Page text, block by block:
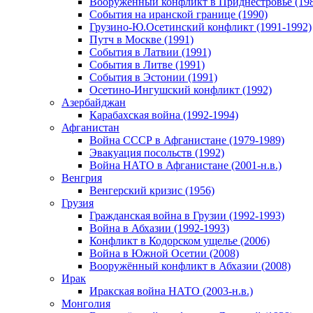
События на иранской границе (1990)
Грузино-Ю.Осетинский конфликт (1991-1992)
Путч в Москве (1991)
События в Латвии (1991)
События в Литве (1991)
События в Эстонии (1991)
Осетино-Ингушский конфликт (1992)
Азербайджан
Карабахская война (1992-1994)
Афганистан
Война СССР в Афганистане (1979-1989)
Эвакуация посольств (1992)
Война НАТО в Афганистане (2001-н.в.)
Венгрия
Венгерский кризис (1956)
Грузия
Гражданская война в Грузии (1992-1993)
Война в Абхазии (1992-1993)
Конфликт в Кодорском ущелье (2006)
Война в Южной Осетии (2008)
Вооружённый конфликт в Абхазии (2008)
Ирак
Иракская война НАТО (2003-н.в.)
Монголия